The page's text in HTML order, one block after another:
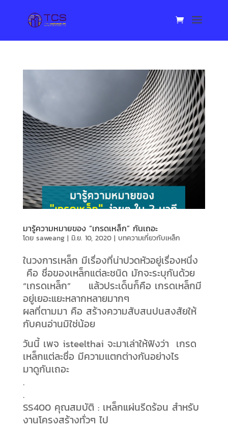
มารู้ความหมายของ “เกรดเหล็ก” กันเถอะ
โดย saweang| มิ.ย. 10, 2020| บทความเกี่ยวกับเหล็ก
ในวงการเหล็ก มีเรื่องที่น่าปวดหัวอยู่เรื่องหนึ่ง
คือ ชื่อของเหล็กแต่ละชนิด มักจะระบุกันด้วย
“เกรดเหล็ก” แล้วประเด็นก็คือ เกรดเหล็กมี
อยู่เยอะแยะหลากหลายมากๆ
ผลที่ตามมา คือ สร้างความสับสนปนสงสัยให้
กับคนอ่านมิใช่น้อย
วันนี้ เพจ isteelthai จะมาเล่าให้ฟังว่า เกรด
เหล็กแต่ละชื่อ มีความแตกต่างกันอย่างไร
มาดูกันเถอะ
.
.
SS400 คุณสมบัติ : เหล็กแผ่นรีดร้อน สำหรับ
งานโครงสร้างทั่วๆ ไป